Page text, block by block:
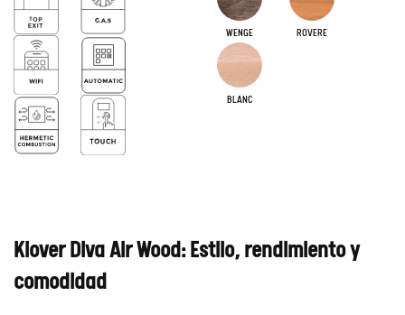
WENGE ROVERE
BLANC
Klover Diva Air Wood: Estilo, rendimiento y
comodidad